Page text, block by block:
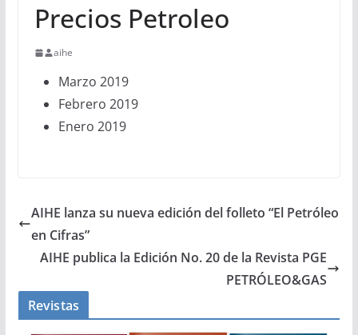
Precios Petroleo
aihe
Marzo 2019
Febrero 2019
Enero 2019
AIHE lanza su nueva edición del folleto “El Petróleo
en Cifras”
AIHE publica la Edición No. 20 de la Revista PGE
PETRÓLEO&GAS
Revistas